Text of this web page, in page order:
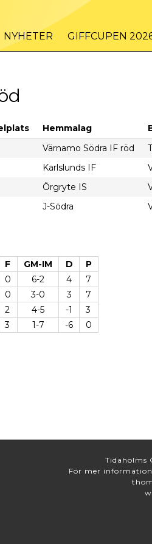
NYHETER GIFFCUPEN
Hemmalag
Värnamo Södra IF röd
Karlslunds IF
Örgryte IS
J-Södra
F GM-IM D
P
0 6-2 4
7
0 3-0 3
7
2 4-5 -1
3
3 1-7 -6 0
Tidaholms
För mer